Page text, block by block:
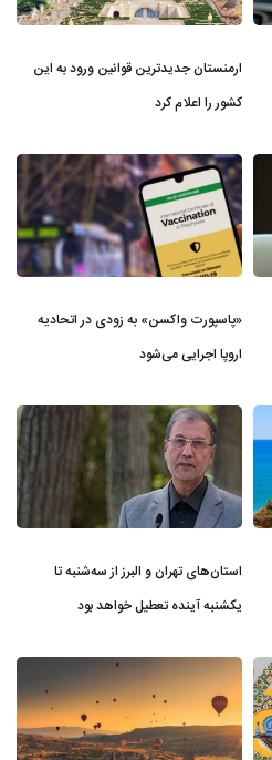
ارمنستان جدیدترین قوانین ورود به این
کشور را اعلام کرد
«پاسپورت واکسن» به زودی در اتحادیه
اروپا اجرایی می‌شود
استان‌های تهران و البرز از سه‌شنبه تا
یکشنبه آینده تعطیل خواهد بود